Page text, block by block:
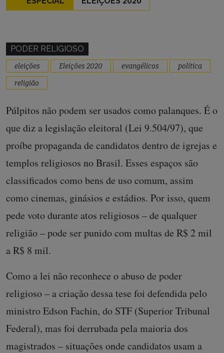
PODER RELIGIOSO
eleições Eleições 2020 evangélicos
política
religião
Púlpitos não podem ser usados como palanques. É o
que diz a legislação eleitoral (Lei 9.504/97), que
proíbe propaganda de candidatos dentro de igrejas e
templos religiosos no Brasil. Esses espaços são
classificados como bens de uso comum, assim
como cinemas, ginásios e estádios. Por isso, quem
pede voto durante atos religiosos – de qualquer
religião – pode ser punido com multas de R$ 2 mil
a R$ 8 mil.
Como a lei não reconhece o abuso de poder
religioso – a criação dessa tese foi defendida pelo
ministro Edson Fachin, do STF (Superior Tribunal
Federal), mas foi derrubada pela maioria dos
magistrados – situações onde candidatos usam a